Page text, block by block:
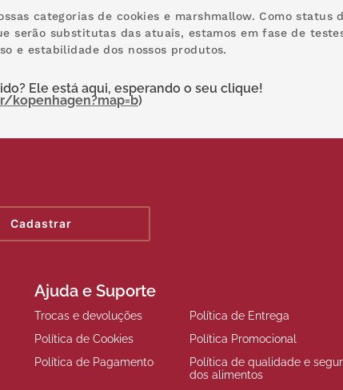
categorias de cookies e marshmallow. Como status
serão substitutas das atuais, estamos em fase de
e estabilidade dos nossos produtos.
Ele está aqui, esperando o seu clique!
kopenhagen?map=b)
Cadastrar
Ajuda e Suporte
Trocas e devoluções Política de Entrega
Política de Cookies
Política Promocional
Política de Pagamento
Política de qualidade e
dos alimentos